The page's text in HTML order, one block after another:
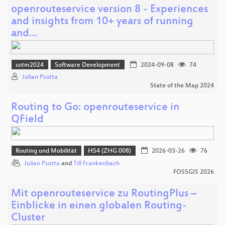
openrouteservice version 8 - Experiences
and insights from 10+ years of running
and…
sotm2024 Software Development 2024-09-08
74
Julian Psotta
State of the Map 2024
Routing to Go: openrouteservice in
QField
Routing und Mobilität HS4 (ZHG 008) 2026-03-26
76
Julian Psotta and Till Frankenbach
FOSSGIS 2026
Mit openrouteservice zu RoutingPlus –
Einblicke in einen globalen Routing-
Cluster